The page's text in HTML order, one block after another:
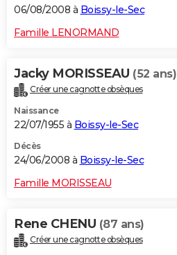
06/08/2008 à Boissy-le-Sec
Famille LENORMAND
Jacky MORISSEAU (52 ans)
Créer une cagnotte obsèques
Naissance
22/07/1955 à Boissy-le-Sec
Décès
24/06/2008 à Boissy-le-Sec
Famille MORISSEAU
Rene CHENU (87 ans)
Créer une cagnotte obsèques